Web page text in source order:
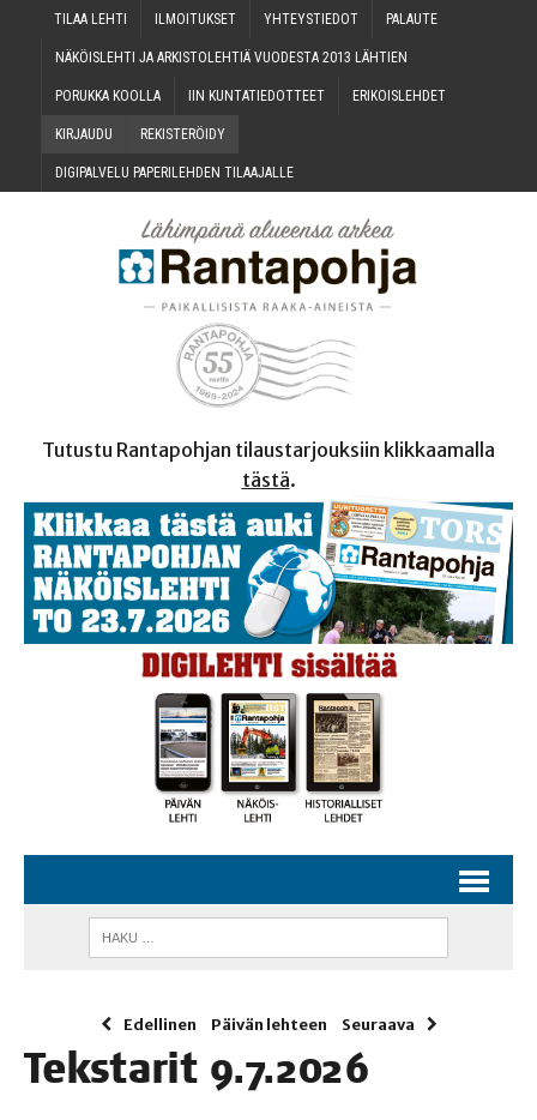
TILAA LEH­TI ILMOI­TUK­SET YHTEYS­TIE­DOT PALAU­TE
NÄKÖIS­LEH­TI JA ARKIS­TO­LEH­TIÄ VUO­DES­TA 2013 LÄHTIEN
PORUK­KA KOOLLA IIN KUN­TA­TIE­DOT­TEET ERI­KOIS­LEH­DET
KIR­JAU­DU REKIS­TE­RÖI­DY
DIGI­PAL­VE­LU PAPE­RI­LEH­DEN TILAAJALLE
Tutustu Rantapohjan tilaustarjouksiin klikkaamalla
tästä.
Edellinen Päivän lehteen Seuraava
Teks­ta­rit 9.7.2026